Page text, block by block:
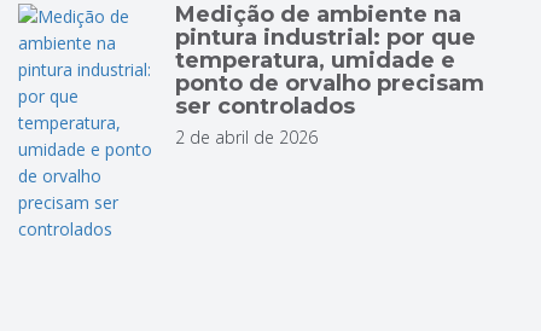
Medição de ambiente na
pintura industrial: por que
temperatura, umidade e
ponto de orvalho precisam
ser controlados
2 de abril de 2026